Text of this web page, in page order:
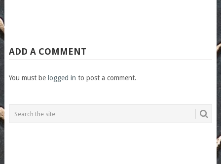
ADD A COMMENT
You must be logged in to post a comment.